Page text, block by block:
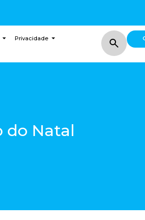
Privacidade
do Natal